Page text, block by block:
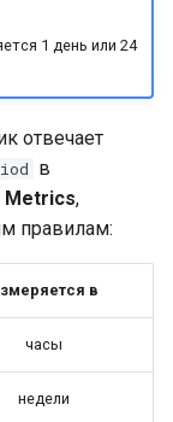
CNI
1 день или 24
отвечает
в
Metrics,
правилам:
в
часы
недели